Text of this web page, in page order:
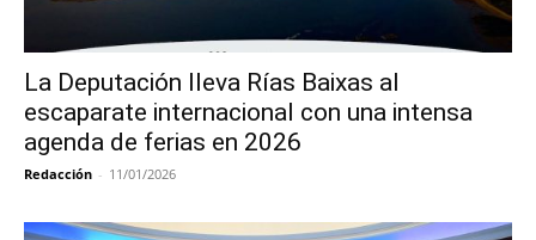
La Deputación lleva Rías Baixas al
escaparate internacional con una intensa
agenda de ferias en 2026
Redacción - 11/01/2026